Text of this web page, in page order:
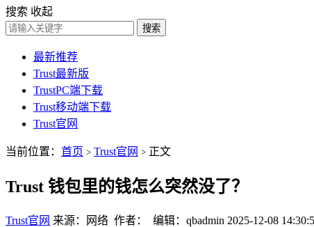
搜索 收起
搜索
最新推荐
Trust最新版
TrustPC端下载
Trust移动端下载
Trust官网
当前位置： 首页 > Trust官网 > 正文
Trust 钱包里的钱怎么突然没了？
Trust官网 来源：网络 作者： 编辑：qbadmin 2025-12-08